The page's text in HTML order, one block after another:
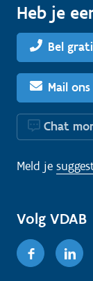
Heb je
Bel
Mail ons
Chat
Meld je
Volg VDAB